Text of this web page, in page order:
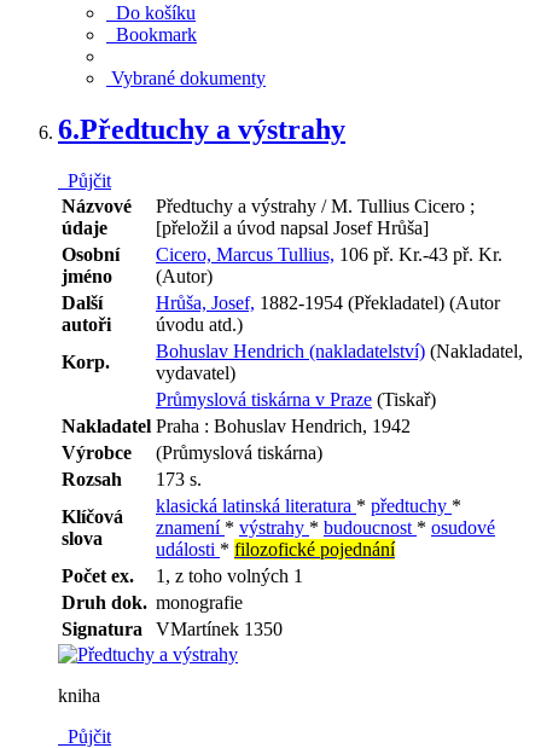
Do košíku
Bookmark
Vybrané dokumenty
6.Předtuchy a výstrahy
Půjčit
Názvové
údaje
Předtuchy a výstrahy / M. Tullius Cicero ;
[přeložil a úvod napsal Josef Hrůša]
Osobní
jméno
Cicero, Marcus Tullius, 106 př. Kr.-43 př. Kr.
(Autor)
Další
autoři
Hrůša, Josef, 1882-1954 (Překladatel) (Autor
úvodu atd.)
Korp.
Bohuslav Hendrich (nakladatelství) (Nakladatel,
vydavatel)
Průmyslová tiskárna v Praze (Tiskař)
Nakladatel Praha : Bohuslav Hendrich, 1942
Výrobce
(Průmyslová tiskárna)
Rozsah
173 s.
Klíčová
slova
klasická latinská literatura * předtuchy *
znamení * výstrahy * budoucnost * osudové
události * filozofické pojednání
Počet ex.
1, z toho volných 1
Druh dok. monografie
Signatura
VMartínek 1350
kniha
Půjčit